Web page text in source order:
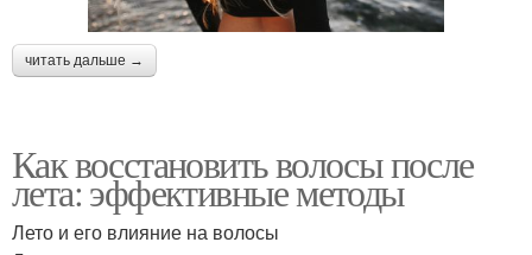
читать дальше →
Как восстановить волосы после
лета: эффективные методы
Лето и его влияние на волосы